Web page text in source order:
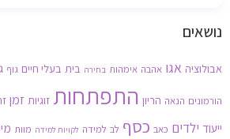
נושאים
אבולוציה אגו אהבה אימהות בחירה בית בעלי חיים גוף
הורמונים הנאה הריון התפתחות זוגיות זמן
ייעוד ילדים כאב כסף לב למידה לקויות למידה מוות